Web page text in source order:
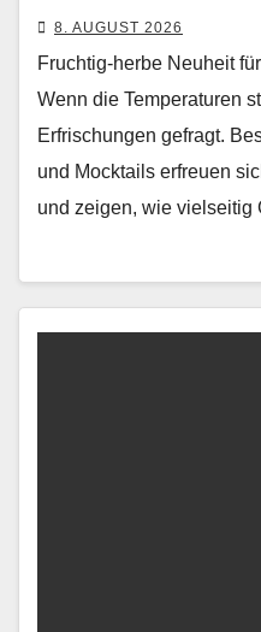
8. AUGUST 2026
Fruchtig-herbe Neuheit
Wenn die Tem­per­a­turen
Erfrischun­gen gefragt.
und Mock­tails erfreuen
und zeigen, wie